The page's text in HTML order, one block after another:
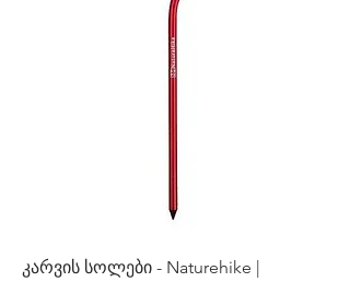
კარვის სოლები - Naturehike |